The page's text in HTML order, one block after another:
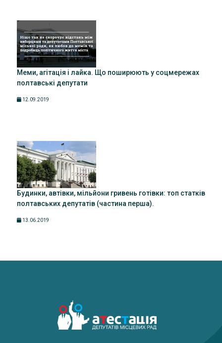
Меми, агітація і лайка. Що поширюють у соцмережах
полтавські депутати
12.09.2019
Будинки, автівки, мільйони гривень готівки: топ статків
полтавських депутатів (частина перша).
13.06.2019